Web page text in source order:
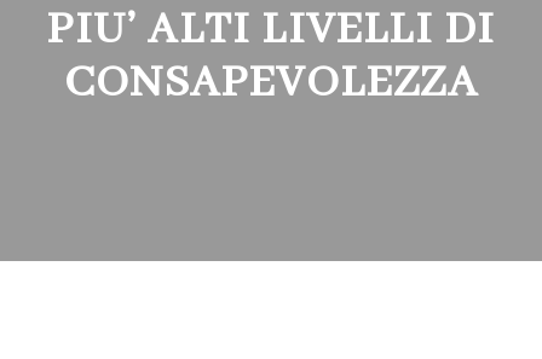
PIU’ ALTI LIVELLI DI
CONSAPEVOLEZZA